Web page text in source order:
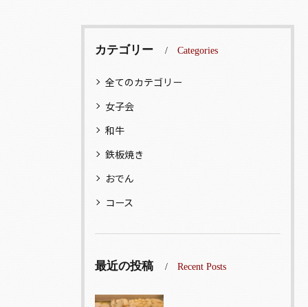
カテゴリー Categories
全てのカテゴリー
女子会
和牛
鉄板焼き
おでん
コース
最近の投稿 Recent Posts